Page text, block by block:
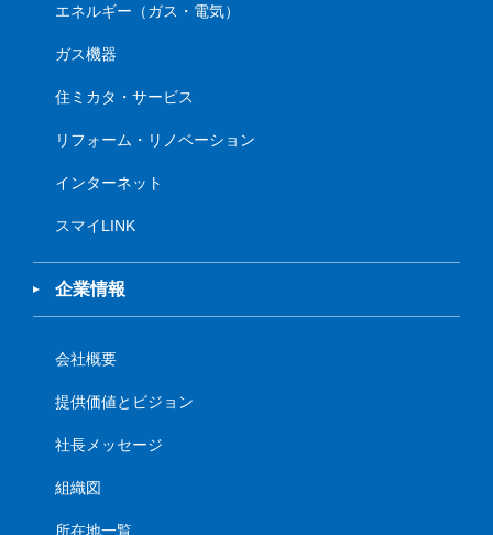
エネルギー（ガス・電気）
ガス機器
住ミカタ・サービス
リフォーム・リノベーション
インターネット
スマイLINK
企業情報
会社概要
提供価値とビジョン
社長メッセージ
組織図
所在地一覧